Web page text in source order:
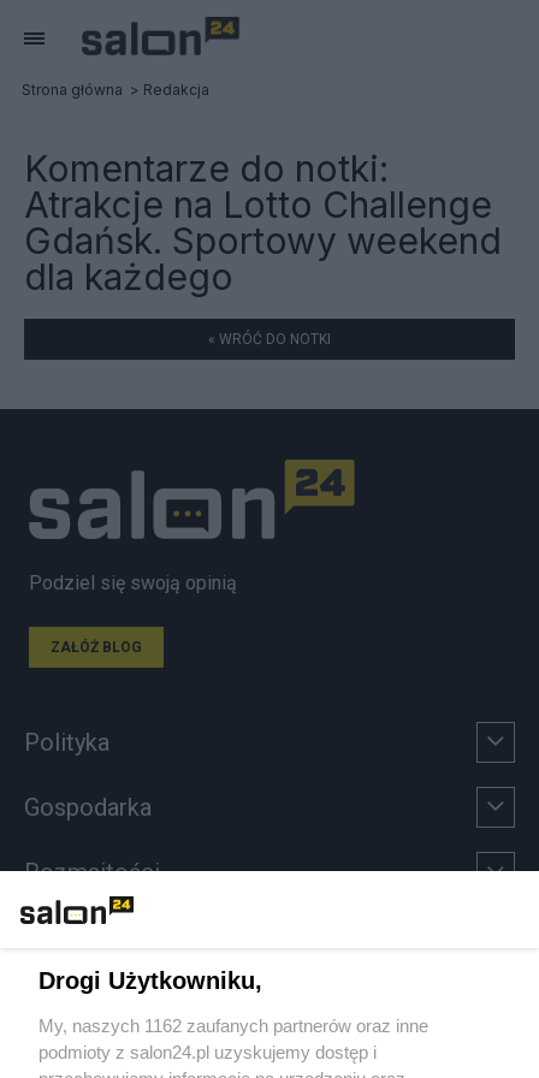
Strona główna Redakcja
Komentarze do notki:
Atrakcje na Lotto Challenge
Gdańsk. Sportowy weekend
dla każdego
« WRÓĆ DO NOTKI
Podziel się swoją opinią
ZAŁÓŻ BLOG
Polityka
Gospodarka
Rozmaitości
Sport
Społeczeństwo
Drogi Użytkowniku,
My, naszych 1162 zaufanych partnerów oraz inne
podmioty z salon24.pl uzyskujemy dostęp i